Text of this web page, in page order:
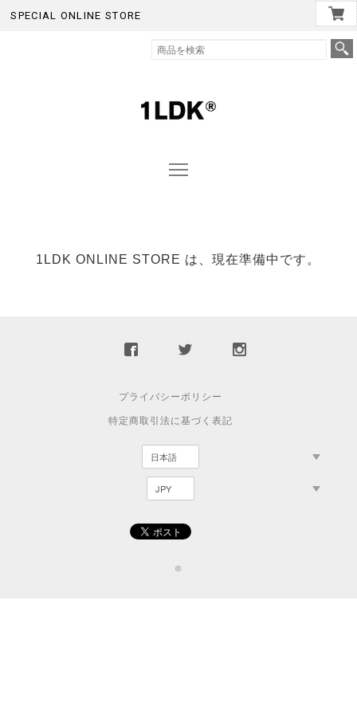
SPECIAL ONLINE STORE
1LDK ONLINE STORE は、現在準備中です。
プライバシーポリシー
特定商取引法に基づく表記
©